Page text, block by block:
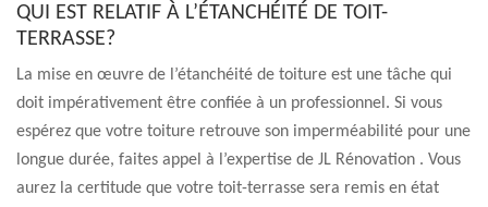
QUI EST RELATIF À L’ÉTANCHÉITÉ DE TOIT-
TERRASSE?
La mise en œuvre de l’étanchéité de toiture est une tâche qui
doit impérativement être confiée à un professionnel. Si vous
espérez que votre toiture retrouve son imperméabilité pour une
longue durée, faites appel à l’expertise de JL Rénovation . Vous
aurez la certitude que votre toit-terrasse sera remis en état